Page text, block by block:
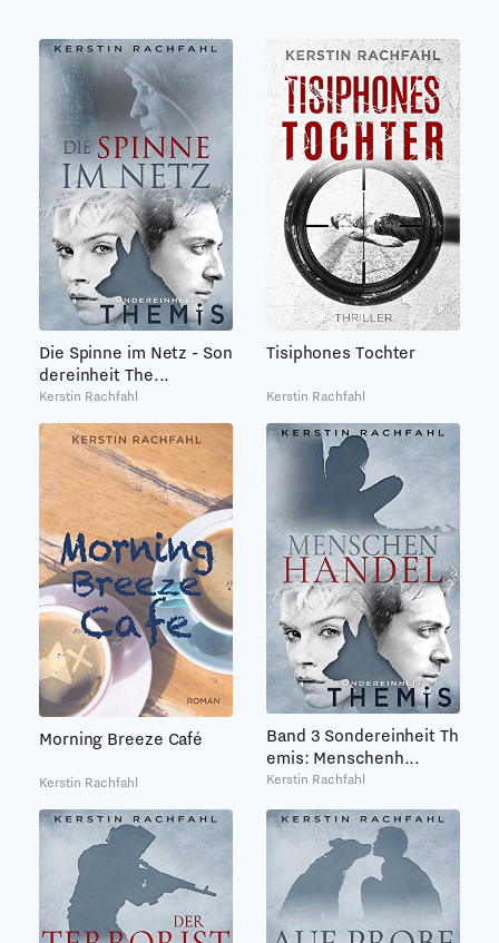
Die Spinne im Netz - Son
dereinheit The...
Kerstin Rachfahl
Tisiphones Tochter
Kerstin Rachfahl
Morning Breeze Café
Kerstin Rachfahl
Band 3 Sondereinheit Th
emis: Menschenh...
Kerstin Rachfahl